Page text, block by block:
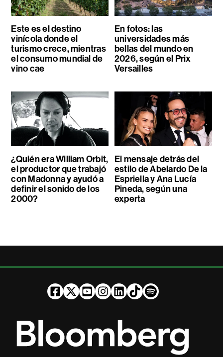
Este es el destino
vinícola donde el
turismo crece, mientras
el consumo mundial de
vino cae
En fotos: las
universidades más
bellas del mundo en
2026, según el Prix
Versailles
¿Quién era William Orbit,
el productor que trabajó
con Madonna y ayudó a
definir el sonido de los
2000?
El mensaje detrás del
estilo de Abelardo De la
Espriella y Ana Lucía
Pineda, según una
experta